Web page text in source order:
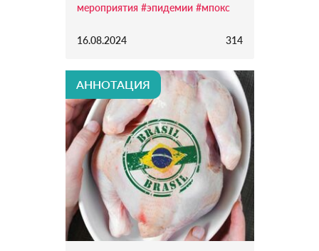
мероприятия #эпидемии #мпокс
16.08.2024 314
АННОТАЦИЯ